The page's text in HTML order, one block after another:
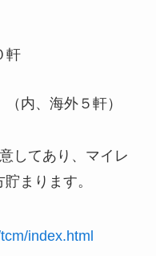
軒
内、海外５軒）
してあり、マイレ
まります。
index.html